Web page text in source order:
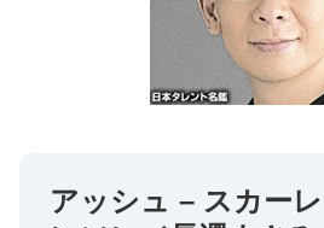
アッシュ – スカー